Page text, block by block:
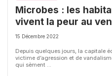
Microbes : les
vivent la peur au
15 Décembre 2022
Depuis quelques jours, la capitale
victime d’agression et de
qui sèment ...